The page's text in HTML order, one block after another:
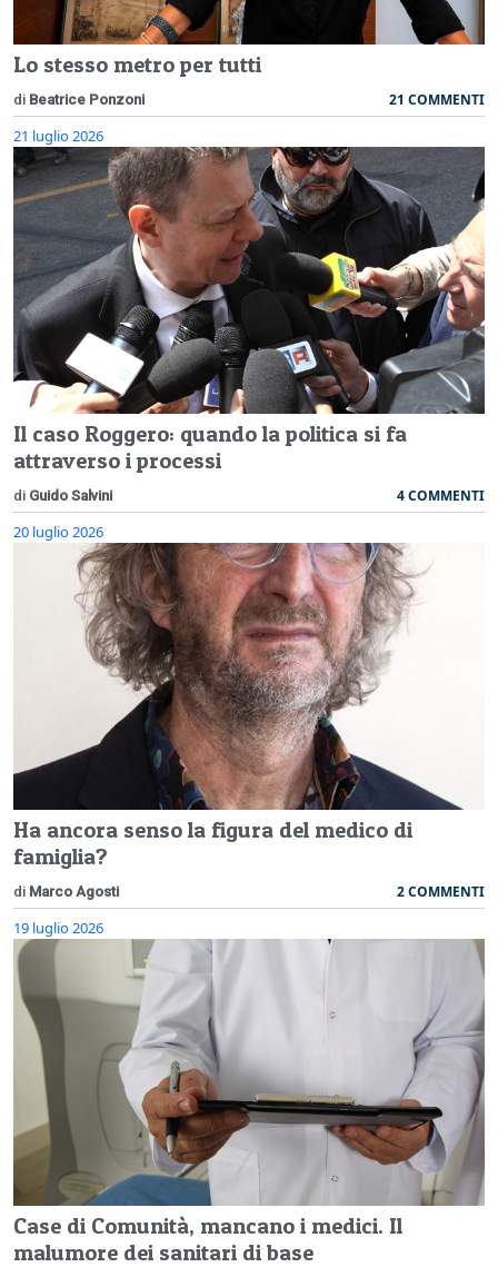
Lo stesso metro per tutti
di Beatrice Ponzoni 21 COMMENTI
21 luglio 2026
Il caso Roggero: quando la politica si fa
attraverso i processi
di Guido Salvini 4 COMMENTI
20 luglio 2026
Ha ancora senso la figura del medico di
famiglia?
di Marco Agosti 2 COMMENTI
19 luglio 2026
Case di Comunità, mancano i medici. Il
malumore dei sanitari di base